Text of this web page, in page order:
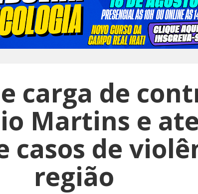
carga de
Martins e
casos de
região